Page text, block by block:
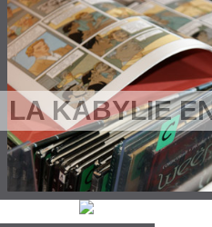
LA KABYLIE